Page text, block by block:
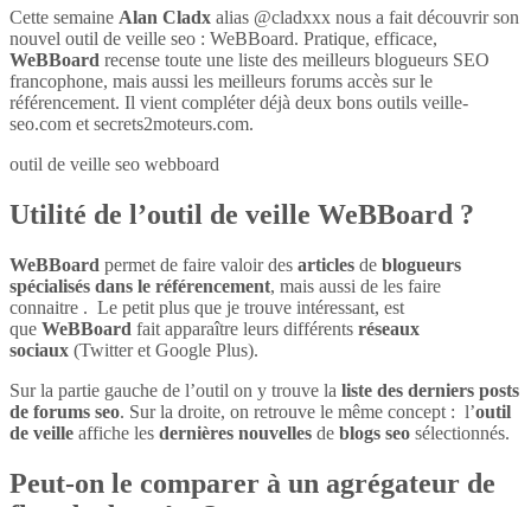
Cette semaine Alan Cladx alias @cladxxx nous a fait découvrir son
nouvel outil de veille seo : WeBBoard. Pratique, efficace,
WeBBoard recense toute une liste des meilleurs blogueurs SEO
francophone, mais aussi les meilleurs forums accès sur le
référencement. Il vient compléter déjà deux bons outils veille-
seo.com et secrets2moteurs.com.
outil de veille seo webboard
Utilité de l’outil de veille WeBBoard ?
WeBBoard permet de faire valoir des articles de blogueurs
spécialisés dans le référencement, mais aussi de les faire
connaitre . Le petit plus que je trouve intéressant, est
que WeBBoard fait apparaître leurs différents réseaux
sociaux (Twitter et Google Plus).
Sur la partie gauche de l’outil on y trouve la liste des derniers posts
de forums seo. Sur la droite, on retrouve le même concept : l’outil
de veille affiche les dernières nouvelles de blogs seo sélectionnés.
Peut-on le comparer à un agrégateur de